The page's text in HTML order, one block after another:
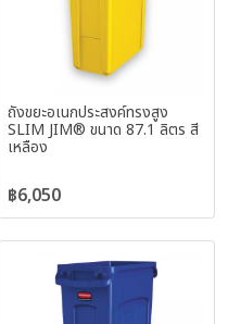
ถังขยะอเนกประสงค์ทรงสูง
SLIM JIM® ขนาด 87.1 ลิตร สี
เหลือง
฿6,050